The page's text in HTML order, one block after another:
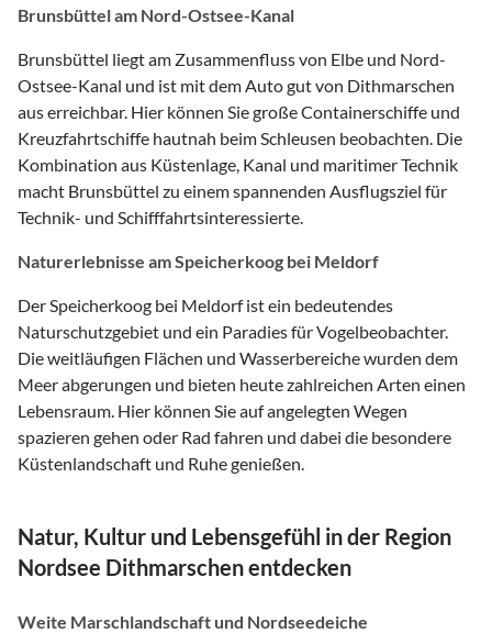
Brunsbüttel am Nord-Ostsee-Kanal
Brunsbüttel liegt am Zusammenfluss von Elbe und Nord-
Ostsee-Kanal und ist mit dem Auto gut von Dithmarschen
aus erreichbar. Hier können Sie große Containerschiffe und
Kreuzfahrtschiffe hautnah beim Schleusen beobachten. Die
Kombination aus Küstenlage, Kanal und maritimer Technik
macht Brunsbüttel zu einem spannenden Ausflugsziel für
Technik- und Schifffahrtsinteressierte.
Naturerlebnisse am Speicherkoog bei Meldorf
Der Speicherkoog bei Meldorf ist ein bedeutendes
Naturschutzgebiet und ein Paradies für Vogelbeobachter.
Die weitläufigen Flächen und Wasserbereiche wurden dem
Meer abgerungen und bieten heute zahlreichen Arten einen
Lebensraum. Hier können Sie auf angelegten Wegen
spazieren gehen oder Rad fahren und dabei die besondere
Küstenlandschaft und Ruhe genießen.
Natur, Kultur und Lebensgefühl in der Region
Nordsee Dithmarschen entdecken
Weite Marschlandschaft und Nordseedeiche